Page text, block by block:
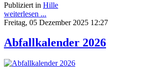
Publiziert in Hille
weiterlesen ...
Freitag, 05 Dezember 2025 12:27
Abfallkalender 2026